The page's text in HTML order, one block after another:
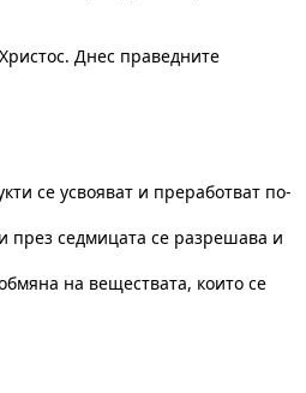
Днес праведните
се усвояват и преработват по-
през седмицата се разрешава и
на веществата, които се